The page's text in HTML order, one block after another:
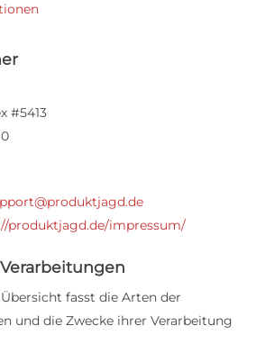
#5413
produktjagd.de/impressum/
fasst die Arten der
und die Zwecke ihrer Verarbeitung